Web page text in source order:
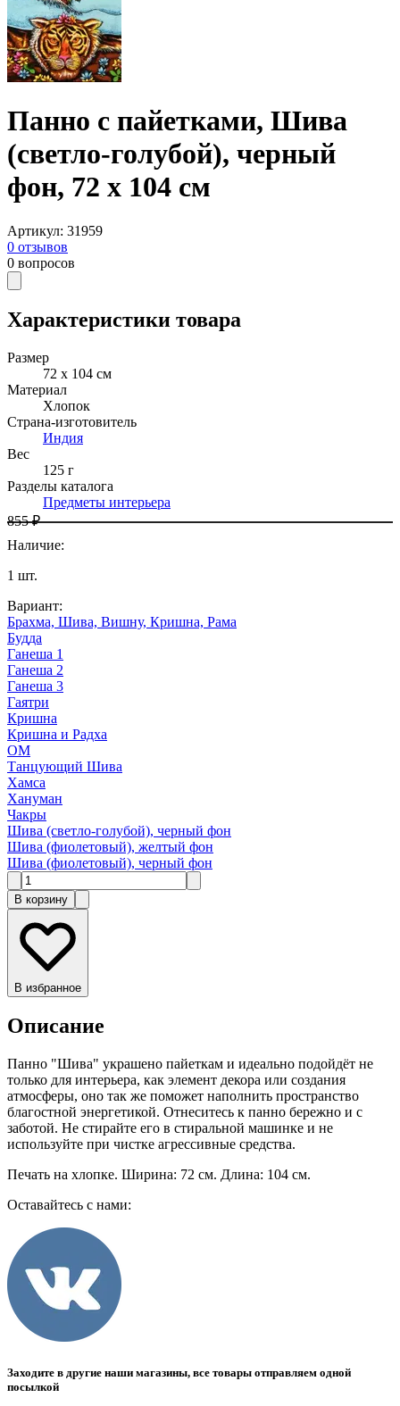
Панно с пайетками, Шива
(светло-голубой), черный
фон, 72 х 104 см
Артикул: 31959
0 отзывов
0 вопросов
Характеристики товара
Размер
72 х 104 см
Материал
Хлопок
Страна-изготовитель
Индия
Вес
125 г
Разделы каталога
Предметы интерьера
855 ₽
Наличие:
1 шт.
Вариант:
Брахма, Шива, Вишну, Кришна, Рама
Будда
Ганеша 1
Ганеша 2
Ганеша 3
Гаятри
Кришна
Кришна и Радха
ОМ
Танцующий Шива
Хамса
Хануман
Чакры
Шива (светло-голубой), черный фон
Шива (фиолетовый), желтый фон
Шива (фиолетовый), черный фон
В корзину
В избранное
Описание
Панно "Шива" украшено пайеткам и идеально подойдёт не
только для интерьера, как элемент декора или создания
атмосферы, оно так же поможет наполнить пространство
благостной энергетикой. Отнеситесь к панно бережно и с
заботой. Не стирайте его в стиральной машинке и не
используйте при чистке агрессивные средства.
Печать на хлопке. Ширина: 72 см. Длина: 104 см.
Оставайтесь с нами:
Заходите в другие наши магазины, все товары отправляем одной
посылкой